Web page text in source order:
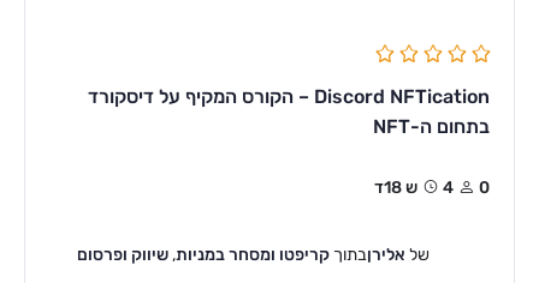
Discord NFTication – הקורס המקיף על דיסקורד
בתחום ה-NFT
0 4ש 18ד
של אלירןבתוך קריפטו ומסחר במניות, שיווק ופרסום